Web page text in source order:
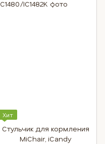
Хит
Стульчик для кормления
MiChair, iCandy